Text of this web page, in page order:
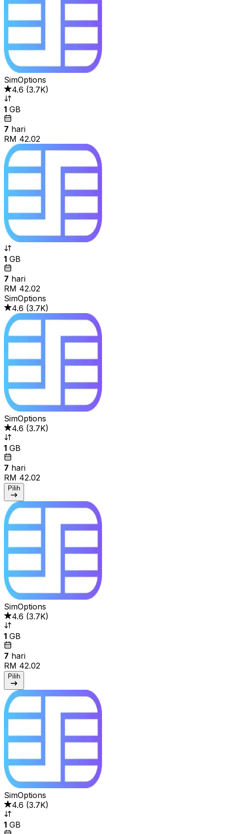
SimOptions
4.6 (3.7K)
1 GB
7 hari
RM 42.02
1 GB
7 hari
RM 42.02
SimOptions
4.6 (3.7K)
SimOptions
4.6 (3.7K)
1 GB
7 hari
RM 42.02
Pilih
SimOptions
4.6 (3.7K)
1 GB
7 hari
RM 42.02
Pilih
SimOptions
4.6 (3.7K)
1 GB